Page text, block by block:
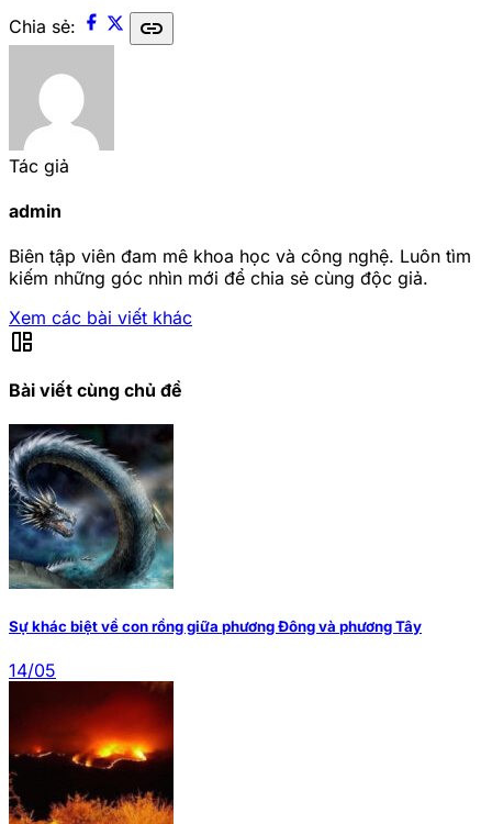
Chia sẻ: link
Tác giả
admin
Biên tập viên đam mê khoa học và công nghệ. Luôn tìm
kiếm những góc nhìn mới để chia sẻ cùng độc giả.
Xem các bài viết khác
auto_awesome_mosaic
Bài viết cùng chủ đề
Sự khác biệt về con rồng giữa phương Đông và phương Tây
14/05